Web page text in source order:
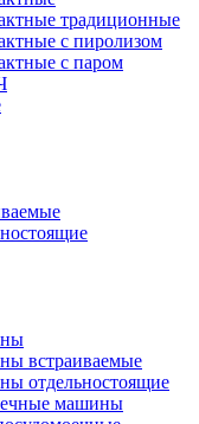
традиционные
с пиролизом
с паром
встраиваемые
отдельностоящие
машины